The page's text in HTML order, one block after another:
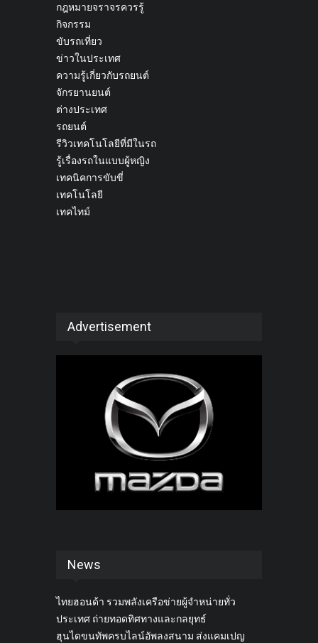
กฎหมายจราจรควรรู้
กิจกรรม
ขับรถเที่ยว
ข่าวในประเทศ
ความรู้เกี่ยวกับรถยนต์
จักรยานยนต์
ต่างประเทศ
รถยนต์
รีวิวเทคโนโลยีที่มีในรถ
รู้เรื่องรถในแบบผู้หญิง
เทคนิคการขับขี่
เทคโนโลยี
เทคไทม์
Advertisement
News
ไทยฮอนด้า รวมพลังเครือข่ายผู้จำหน่ายทั่ว
ประเทศ ถ่ายทอดทิศทางและกลยุทธ์
ฮุนไดขนทัพครบไลน์อัพลงสนาม ส่งแคมเปญ